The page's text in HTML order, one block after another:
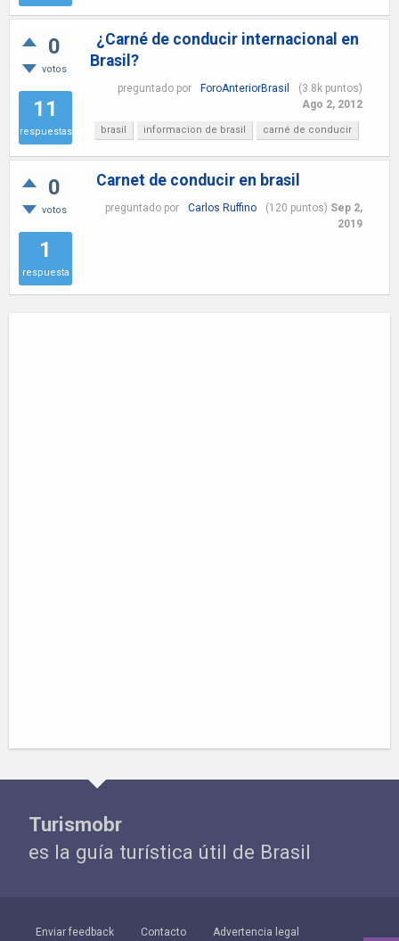
0
votos
11
respuestas
¿Carné de conducir internacional en
Brasil?
preguntado por ForoAnteriorBrasil (3.8kpuntos)
Ago 2, 2012
brasil informacion de brasil carné de conducir
0
votos
1
respuesta
Carnet de conducir en brasil
preguntado por Carlos Ruffino (120 puntos) Sep 2,
2019
Turismobr
es la guía turística útil de Brasil
Enviar feedback Contacto Advertencia legal